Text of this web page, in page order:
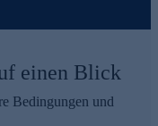
einen Blick
Bedingungen und